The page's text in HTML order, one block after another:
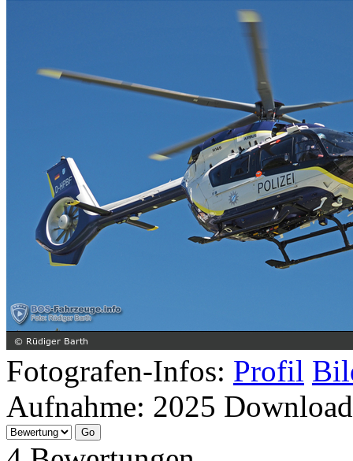
Fotografen-Infos: Profil
Aufnahme: 2025